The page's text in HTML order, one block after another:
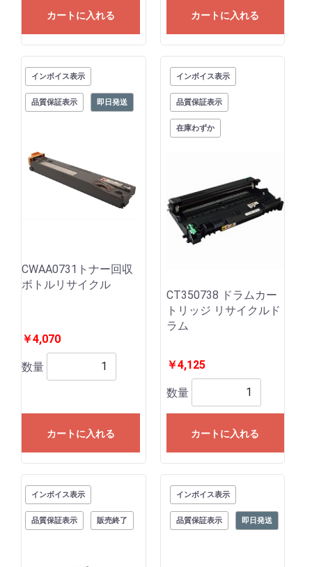
カートに入れる カートに入れる
インボイス表示
品質保証表示 即日発送
CWAA0731トナー回収
ボトルリサイクル
￥4,070
数量
カートに入れる
インボイス表示
品質保証表示
在庫わずか
CT350738 ドラムカー
トリッジ リサイクルド
ラム
￥4,125
数量
カートに入れる
インボイス表示
品質保証表示 販売終了
インボイス表示
品質保証表示 即日発送